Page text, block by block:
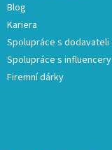
Blog
Kariera
Spolupráce s dodavateli
Spolupráce s influencery
Firemní dárky